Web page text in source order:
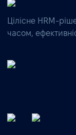
Цілісне HRM-
часом,